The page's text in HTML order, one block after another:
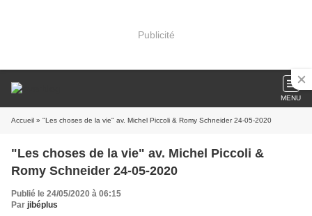
Publicité
MENU
Accueil » "Les choses de la vie" av. Michel Piccoli & Romy Schneider 24-05-2020
"Les choses de la vie" av. Michel Piccoli &
Romy Schneider 24-05-2020
Publié le 24/05/2020 à 06:15
Par jibéplus